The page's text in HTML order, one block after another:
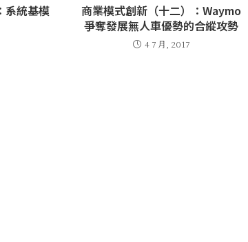
系統基模
商業模式創新（十二）：Waymo
爭奪發展無人車優勢的合縱攻勢
4 7 月, 2017